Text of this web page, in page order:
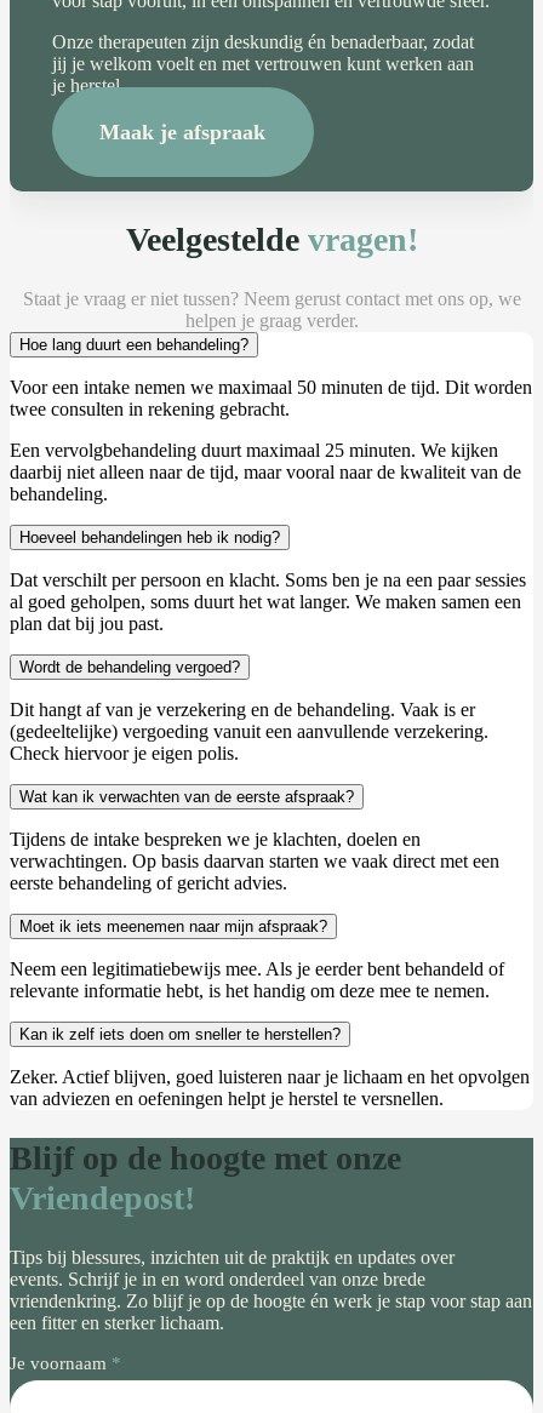
Onze therapeuten zijn deskundig én benaderbaar, zodat
jij je welkom voelt en met vertrouwen kunt werken aan
je herstel.
Maak je afspraak
Veelgestelde vragen!
Staat je vraag er niet tussen? Neem gerust contact met ons op, we
helpen je graag verder.
Hoe lang duurt een behandeling?
Voor een intake nemen we maximaal 50 minuten de tijd. Dit worden
twee consulten in rekening gebracht.
Een vervolgbehandeling duurt maximaal 25 minuten. We kijken
daarbij niet alleen naar de tijd, maar vooral naar de kwaliteit van de
behandeling.
Hoeveel behandelingen heb ik nodig?
Dat verschilt per persoon en klacht. Soms ben je na een paar sessies
al goed geholpen, soms duurt het wat langer. We maken samen een
plan dat bij jou past.
Wordt de behandeling vergoed?
Dit hangt af van je verzekering en de behandeling. Vaak is er
(gedeeltelijke) vergoeding vanuit een aanvullende verzekering.
Check hiervoor je eigen polis.
Wat kan ik verwachten van de eerste afspraak?
Tijdens de intake bespreken we je klachten, doelen en
verwachtingen. Op basis daarvan starten we vaak direct met een
eerste behandeling of gericht advies.
Moet ik iets meenemen naar mijn afspraak?
Neem een legitimatiebewijs mee. Als je eerder bent behandeld of
relevante informatie hebt, is het handig om deze mee te nemen.
Kan ik zelf iets doen om sneller te herstellen?
Zeker. Actief blijven, goed luisteren naar je lichaam en het opvolgen
van adviezen en oefeningen helpt je herstel te versnellen.
Blijf op de hoogte met onze
Vriendepost!
Tips bij blessures, inzichten uit de praktijk en updates over
events. Schrijf je in en word onderdeel van onze brede
vriendenkring. Zo blijf je op de hoogte én werk je stap voor stap aan
een fitter en sterker lichaam.
Vriendenpost
Je voornaam *